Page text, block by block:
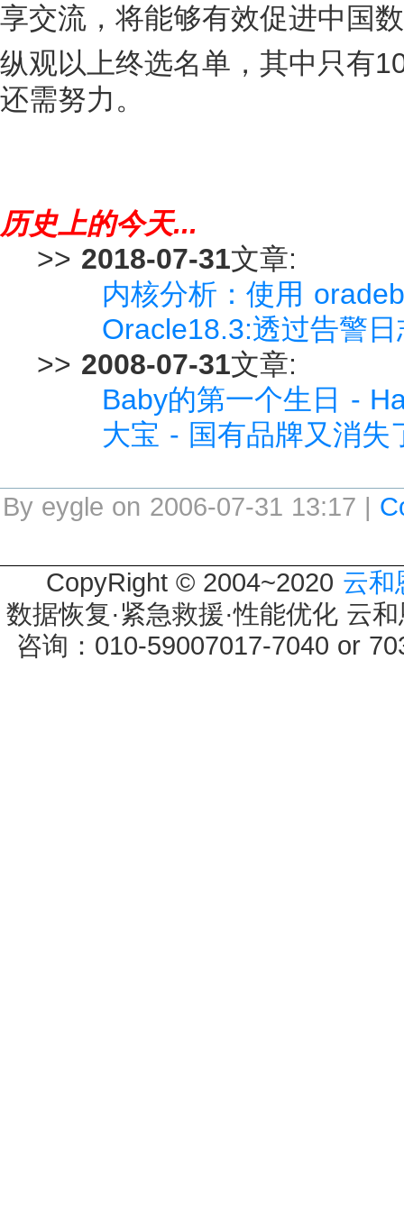
享交流，将能够有效促进中国
纵观以上终选名单，其中只有
还需努力。
历史上的今天...
>> 2018-07-31文章:
内核分析：使用
Oracle18.3:透过告警
>> 2008-07-31文章:
Baby的第一个生日 -
大宝 - 国有品牌又消失
By eygle on 2006-07-31 13:17 |
CopyRight © 2004~2020 云和
数据恢复·紧急救援·性能优化 云
咨询：010-59007017-7040 or